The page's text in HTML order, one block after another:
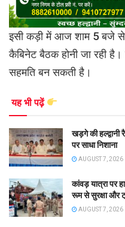
इसी कड़ी में आज शाम 5 बजे से
कैबिनेट बैठक होनी जा रही है।
सहमति बन सकती है।
यह भी पढ़ें
खड़गे की हल्द्वानी
पर साधा निशाना
AUGUST 7, 2026
कांवड़ यात्रा पर
रूम से सुरक्षा और
AUGUST 7, 2026